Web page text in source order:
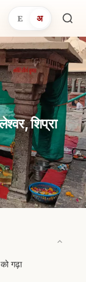
E अ
शिप्रा
गढ़ा